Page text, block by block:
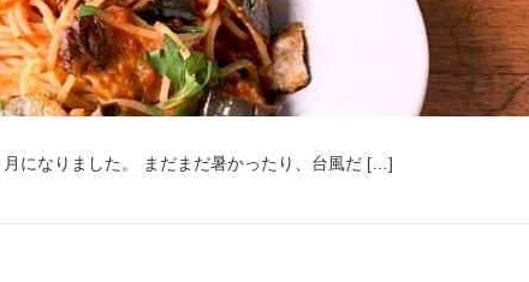
になりました。 まだまだ暑かったり、台風だ […]